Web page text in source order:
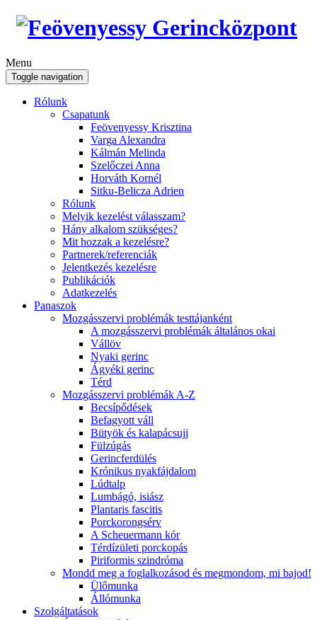
Menu
Toggle navigation
Rólunk
Csapatunk
Feövenyessy Krisztina
Varga Alexandra
Kálmán Melinda
Szelőczei Anna
Horváth Kornél
Sitku-Belicza Adrien
Rólunk
Melyik kezelést válasszam?
Hány alkalom szükséges?
Mit hozzak a kezelésre?
Partnerek/referenciák
Jelentkezés kezelésre
Publikációk
Adatkezelés
Panaszok
Mozgásszervi problémák testtájanként
A mozgásszervi problémák általános okai
Vállöv
Nyaki gerinc
Ágyéki gerinc
Térd
Mozgásszervi problémák A-Z
Becsípődések
Befagyott váll
Bütyök és kalapácsujj
Fülzúgás
Gerincferdülés
Krónikus nyakfájdalom
Lúdtalp
Lumbágó, isiász
Plantaris fascitis
Porckorongsérv
A Scheuermann kór
Térdízületi porckopás
Piriformis szindróma
Mondd meg a foglalkozásod és megmondom, mi bajod!
Ülőmunka
Állómunka
Szolgáltatások